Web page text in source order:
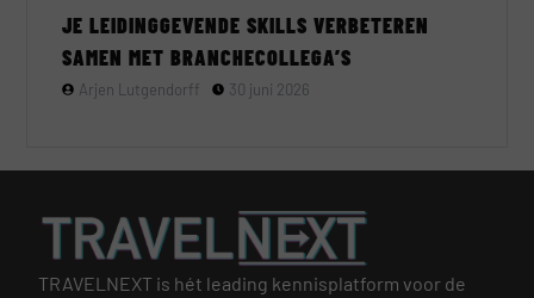
JE LEIDINGGEVENDE SKILLS VERBETEREN
SAMEN MET BRANCHECOLLEGA’S
Arjen Lutgendorff 30 juni 2026
TRAVELNEXT is hét leading kennisplatform voor de